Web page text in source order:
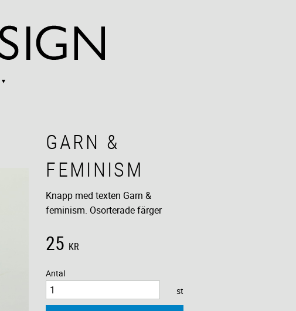
GARN &
FEMINISM
Knapp med texten Garn &
feminism. Osorterade färger
25 KR
Antal
st